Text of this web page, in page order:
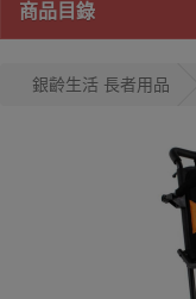
商品目錄
銀齡生活 長者用品